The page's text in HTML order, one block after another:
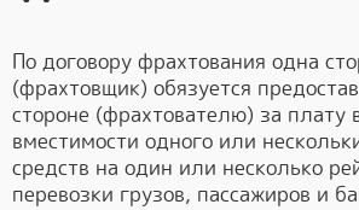
По договору фрахтования одна
(фрахтовщик) обязуется
стороне (фрахтователю) за плату
вместимости одного или
средств на один или несколько
перевозки грузов, пассажиров и